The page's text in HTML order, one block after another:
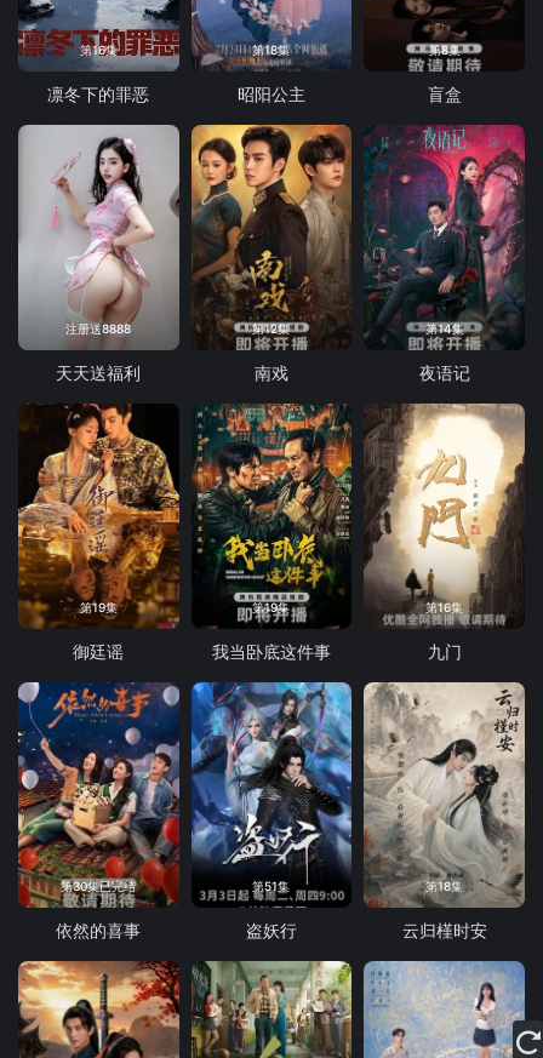
第16集
凛冬下的罪恶
第18集
昭阳公主
第8集
盲盒
注册送8888
天天送福利
第12集
南戏
第14集
夜语记
第19集
御廷谣
第19集
我当卧底这件事
第16集
九门
第30集已完结
依然的喜事
第51集
盗妖行
第18集
云归槿时安